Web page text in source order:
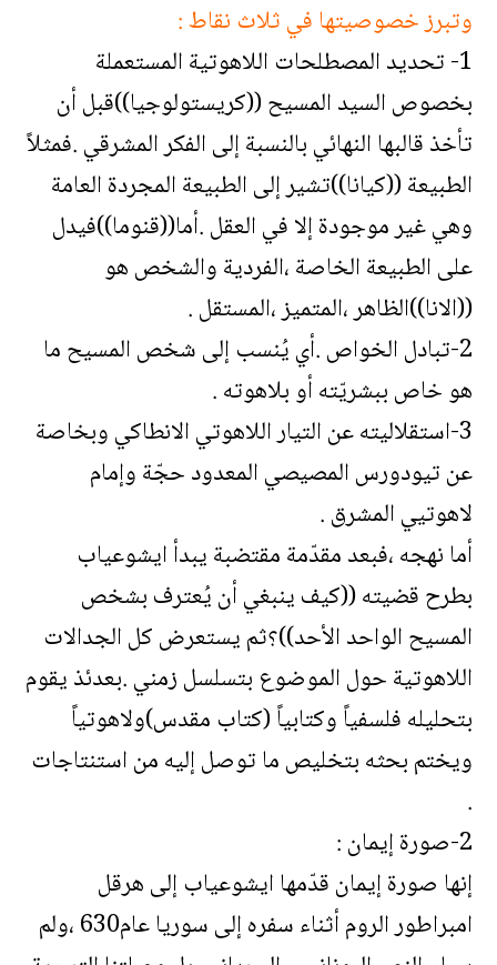
وتبرز خصوصيتها في ثلاث نقاط :
1- تحديد المصطلحات اللاهوتية المستعملة
بخصوص السيد المسيح ((كريستولوجيا))قبل أن
تأخذ قالبها النهائي بالنسبة إلى الفكر المشرقي .فمثلاً
الطبيعة ((كيانا))تشير إلى الطبيعة المجردة العامة
وهي غير موجودة إلا في العقل .أما((قنوما))فيدل
على الطبيعة الخاصة ،الفردية والشخص هو
((الانا))الظاهر ،المتميز ،المستقل .
2-تبادل الخواص .أي يُنسب إلى شخص المسيح ما
هو خاص ببشريّته أو بلاهوته .
3-استقلاليته عن التيار اللاهوتي الانطاكي وبخاصة
عن تيودورس المصيصي المعدود حجّة وإمام
لاهوتيي المشرق .
أما نهجه ،فبعد مقدّمة مقتضبة يبدأ ايشوعياب
بطرح قضيته ((كيف ينبغي أن يُعترف بشخص
المسيح الواحد الأحد))؟ثم يستعرض كل الجدالات
اللاهوتية حول الموضوع بتسلسل زمني .بعدئذ يقوم
بتحليله فلسفياً وكتابياً (كتاب مقدس)ولاهوتياً
ويختم بحثه بتخليص ما توصل إليه من استنتاجات
.
2-صورة إيمان :
إنها صورة إيمان قدّمها ايشوعياب إلى هرقل
امبراطور الروم أثناء سفره إلى سوريا عام630 ،ولم